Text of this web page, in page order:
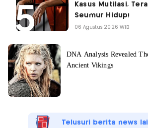
Kasus Mutilasi,
Seumur Hidup!
06 Agustus 2026 WIB
Telusuri berita news